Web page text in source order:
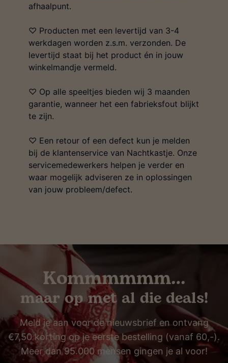
afhaalpunt.
♡ Producten met een levertijd van 3-4
werkdagen worden z.s.m. verzonden. De
levertijd staat bij het product én in jouw
winkelmandje vermeld.
♡ Op alle speeltjes bieden wij 3 maanden
garantie, wanneer het een fabrieksfout blijkt
te zijn.
♡ Een retour of een defect kun je melden
bij de klantenservice van Nachtkastje. Onze
servicemedewerkers helpen je verder en
waar mogelijk adviseren ze in oplossingen
van jouw probleem/defect.
Kommmmmm…
maar op met al die deals!
Meld je aan voor de nieuwsbrief en ontvang
€7,50 korting op je eerste bestelling (vanaf 60,-).
Meer dan 95.000 mensen gingen je al voor!